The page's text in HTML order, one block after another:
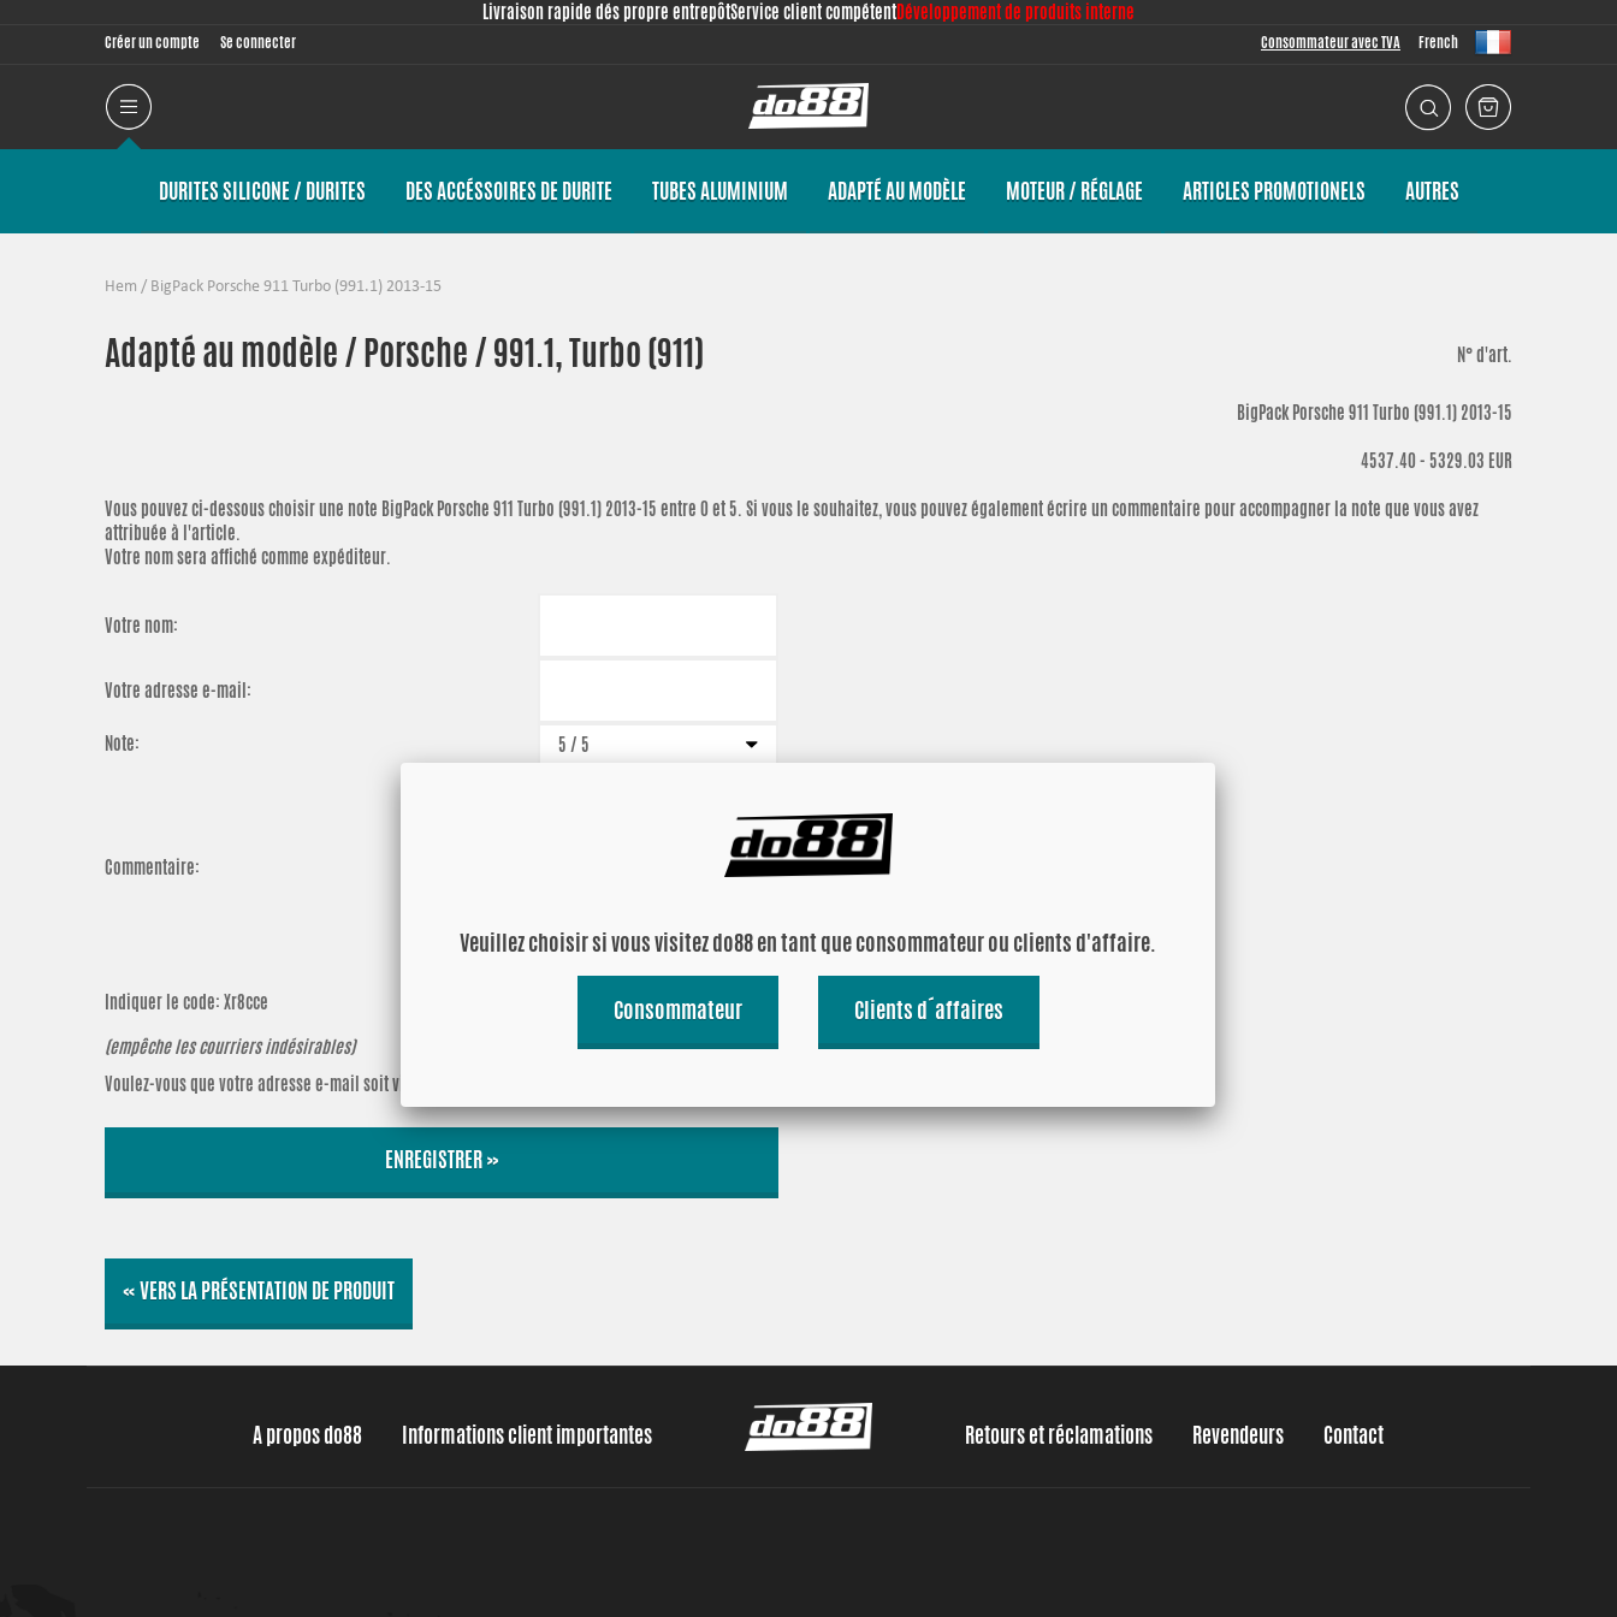
Livraison rapide dés propre entrepôtService client compétentDéveloppement de produits interne
Créer un compte Se connecter Consommateur avec TVA French
DURITES SILICONE / DURITES DES ACCÉSSOIRES DE DURITE TUBES ALUMINIUM ADAPTÉ AU MODÈLE MOTEUR / RÉGLAGE ARTICLES PROMOTIONELS AUTRES
Hem / BigPack Porsche 911 Turbo (991.1) 2013-15
Adapté au modèle / Porsche / 991.1, Turbo (911) N° d'art.
BigPack Porsche 911 Turbo (991.1) 2013-15
4537.40 - 5329.03 EUR
Vous pouvez ci-dessous choisir une note BigPack Porsche 911 Turbo (991.1) 2013-15 entre 0 et 5. Si vous le souhaitez, vous pouvez également écrire un commentaire pour accompagner la note que vous avez
attribuée à l'article.
Votre nom sera affiché comme expéditeur.
Votre nom:
Votre adresse e-mail:
Note:
Commentaire:
Indiquer le code: Xr8cce
(empêche les courriers indésirables)
Voulez-vous que votre adresse e-mail soit visible avec la note ?
ENREGISTRER »
« VERS LA PRÉSENTATION DE PRODUIT
A propos do88 Informations client importantes Retours et réclamations Revendeurs Contact
Veuillez choisir si vous visitez do88 en tant que consommateur ou clients d'affaire.
Consommateur Clients d´affaires